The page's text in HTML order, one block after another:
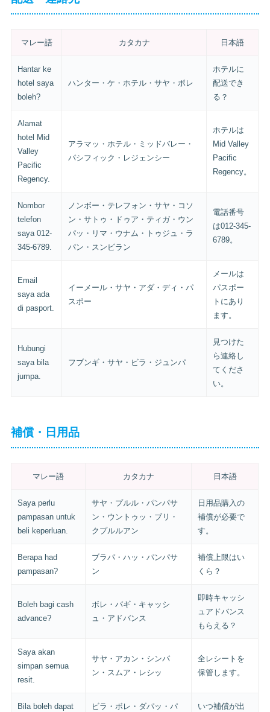
マレー語 カタカナ 日本語
Hantar ke
hotel saya
boleh?
ハンター・ケ・ホテル・サヤ・ボレ
ホテルに
配送でき
る？
Alamat
hotel Mid
Valley
Pacific
Regency.
アラマッ・ホテル・ミッドバレー・
パシフィック・レジェンシー
ホテルは
Mid Valley
Pacific
Regency。
Nombor
telefon
saya 012-
345-6789.
ノンボー・テレフォン・サヤ・コソ
ン・サトゥ・ドゥア・ティガ・ウン
パッ・リマ・ウナム・トゥジュ・ラ
パン・スンビラン
電話番号
は012-345-
6789。
Email
saya ada
di pasport.
イーメール・サヤ・アダ・ディ・パ
スポー
メールは
パスポー
トにあり
ます。
Hubungi
saya bila
jumpa.
フブンギ・サヤ・ビラ・ジュンパ
見つけた
ら連絡し
てくださ
い。
補償・日用品
マレー語 カタカナ 日本語
Saya perlu
pampasan untuk
beli keperluan.
サヤ・プルル・パンパサ
ン・ウントゥッ・ブリ・
クプルルアン
日用品購入の
補償が必要で
す。
Berapa had
pampasan?
ブラパ・ハッ・パンパサ
ン
補償上限はい
くら？
Boleh bagi cash
advance?
ボレ・バギ・キャッシ
ュ・アドバンス
即時キャッシ
ュアドバンス
もらえる？
Saya akan
simpan semua
resit.
サヤ・アカン・シンパ
ン・スムア・レシッ
全レシートを
保管します。
Bila boleh dapat
ビラ・ボレ・ダパッ・パ
いつ補償が出